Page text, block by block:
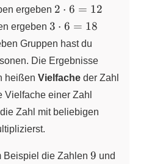
ergeben 2
\cdot
12
2 ⋅ 6 = 12
ergeben 3
\cdot
18
3 ⋅ 6 = 18
Gruppen hast du
Die Ergebnisse
heißen Vielfache der Zahl
Vielfache einer Zahl
Zahl mit beliebigen
Beispiel die Zahlen 9
9 und